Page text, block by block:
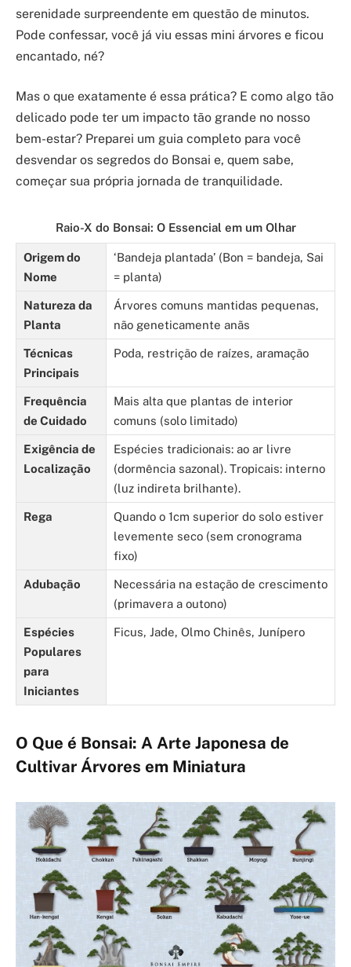
serenidade surpreendente em questão de minutos.
Pode confessar, você já viu essas mini árvores e ficou
encantado, né?
Mas o que exatamente é essa prática? E como algo tão
delicado pode ter um impacto tão grande no nosso
bem-estar? Preparei um guia completo para você
desvendar os segredos do Bonsai e, quem sabe,
começar sua própria jornada de tranquilidade.
Raio-X do Bonsai: O Essencial em um Olhar
Origem do
Nome
‘Bandeja plantada’ (Bon = bandeja, Sai
= planta)
Natureza da
Planta
Árvores comuns mantidas pequenas,
não geneticamente anãs
Técnicas
Principais
Poda, restrição de raízes, aramação
Frequência
de Cuidado
Mais alta que plantas de interior
comuns (solo limitado)
Exigência de
Localização
Espécies tradicionais: ao ar livre
(dormência sazonal). Tropicais: interno
(luz indireta brilhante).
Rega
Quando o 1cm superior do solo estiver
levemente seco (sem cronograma
fixo)
Adubação
Necessária na estação de crescimento
(primavera a outono)
Espécies
Populares
para
Iniciantes
Ficus, Jade, Olmo Chinês, Junípero
O Que é Bonsai: A Arte Japonesa de
Cultivar Árvores em Miniatura